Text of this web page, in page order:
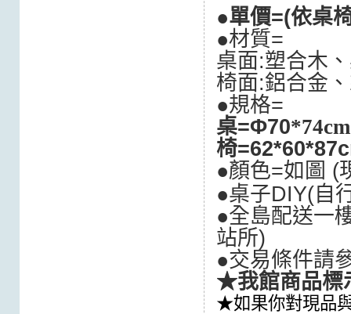
●單價=(依桌
●材質=
桌面:塑合木
椅面:鋁合金
●規格=
桌=Φ70*74cm
椅
●顏色=如圖 (
●桌子DIY(自
●全島配送一
站所)
●交易條件請
★我館商品標
★如果你對現品